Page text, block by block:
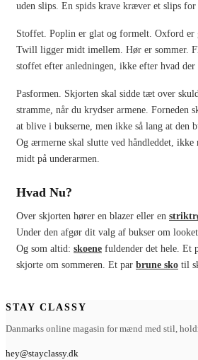
uden slips. En spids krave kræver et slips
Stoffet. Poplin er glat og formelt. Oxford er
Twill ligger midt imellem. Hør er sommer.
stoffet efter anledningen, ikke efter hvad
Pasformen. Skjorten skal sidde tæt over
stramme, når du krydser armene. Forneden
at blive i bukserne, men ikke så lang at den
Og ærmerne skal slutte ved håndleddet, ikke
midt på underarmen.
Hvad Nu?
Over skjorten hører en blazer eller en
Under den afgør dit valg af bukser om
Og som altid: skoene fuldender det hele. Et
skjorte om sommeren. Et par brune sko til
STAY CLASSY
Danmarks online magasin for mænd med stil,
hey@stayclassy.dk